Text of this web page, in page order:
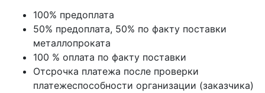
100% предоплата
50% предоплата, 50% по факту поставки
металлопроката
100 % оплата по факту поставки
Отсрочка платежа после проверки
платежеспособности организации (заказчика)